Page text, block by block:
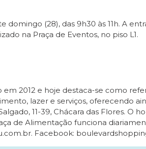
domingo (28), das 9h30 às 11h. A
na Praça de Eventos, no piso L1.
2012 e hoje destaca-se como
lazer e serviços, oferecendo
11-39, Chácara das Flores. O
de Alimentação funciona
Facebook: